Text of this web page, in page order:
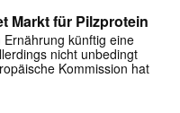
Markt für Pilzprotein
künftig eine
nicht unbedingt
Kommission hat